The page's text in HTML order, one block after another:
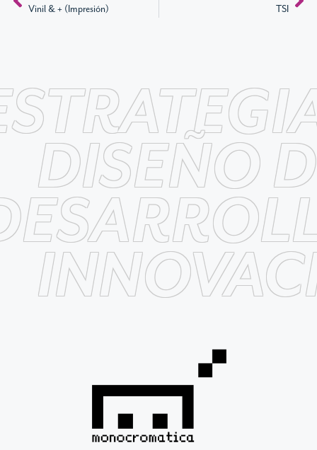
Vinil & + (Impresión) TSI
DISEÑO